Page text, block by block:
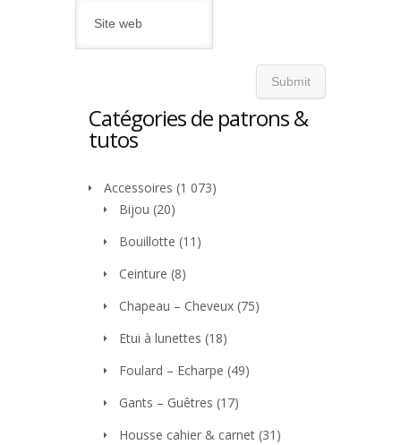
Catégories de patrons &
tutos
Accessoires (1 073)
Bijou (20)
Bouillotte (11)
Ceinture (8)
Chapeau – Cheveux (75)
Etui à lunettes (18)
Foulard – Echarpe (49)
Gants – Guêtres (17)
Housse cahier & carnet (31)